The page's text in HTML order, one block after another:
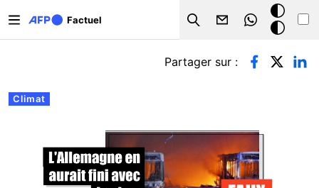
Factuel
Search
Mode
sombre
Onglets principaux
Climat
Partager sur :